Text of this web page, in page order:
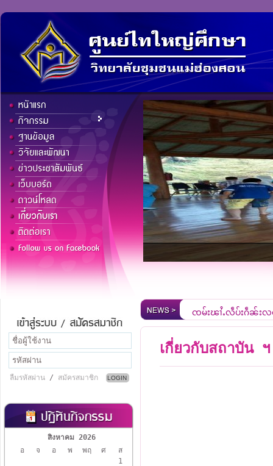
ลืมรหัสผ่าน / สมัครสมาชิก
สิงหาคม 2026
อ
จ อ พ พฤ ศ
ส
1
ၸုမ်းၾၢႆႇလဵပ်ႈႁဵၼ်း
เกี่ยวกับสถาบัน ฯ